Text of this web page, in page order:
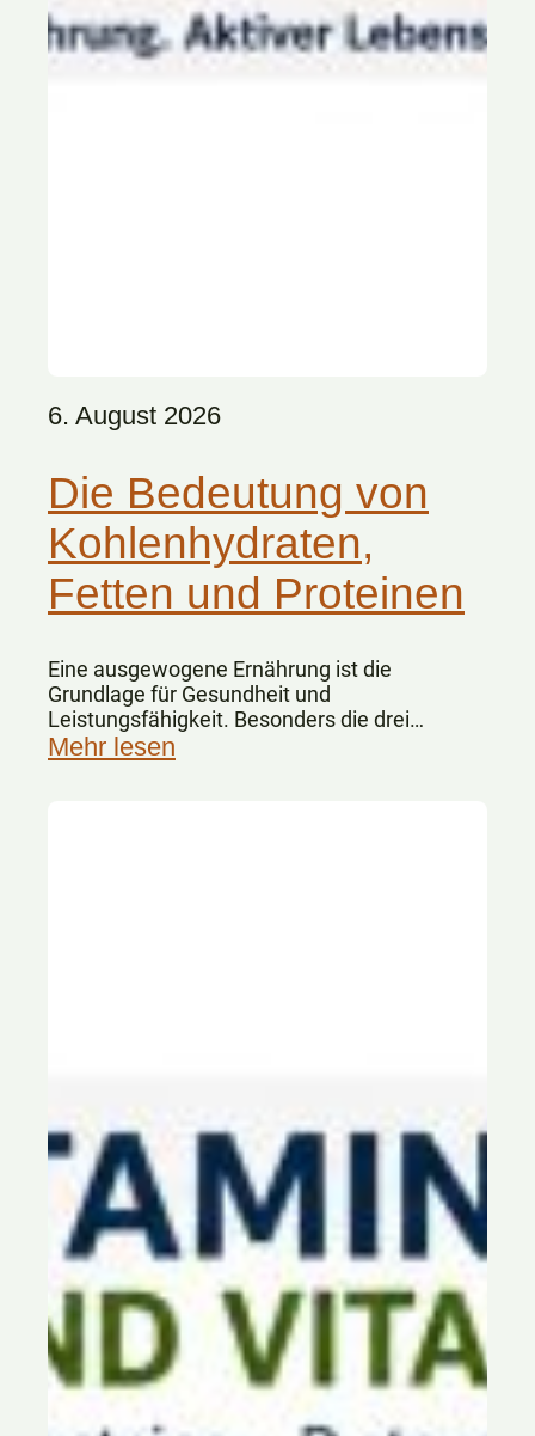
6. August 2026
Die Bedeutung von
Kohlenhydraten,
Fetten und Proteinen
Eine ausgewogene Ernährung ist die
Grundlage für Gesundheit und
Leistungsfähigkeit. Besonders die drei
Hauptnährstoffe Kohlenhydrate, Fette und
Eiweiße spielen dabei eine zentrale Rolle.
Mehr lesen